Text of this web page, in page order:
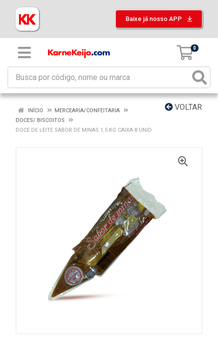
Baixe já nosso APP
0
VOLTAR
INÍCIO
MERCEARIA/CONFEITARIA
DOCES/ BISCOITOS
DOCE DE LEITE SABOR DE MINAS 1,5 KG CAIXA 8 UNID